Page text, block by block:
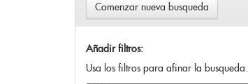
Comenzar nueva busqueda
Añadir filtros:
Usa los filtros para afinar la busqueda.